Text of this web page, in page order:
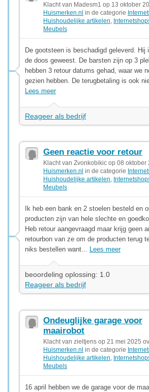
Klacht van Madesm1 op 13 oktober
Huismerken.nl in de categorie
Huishoudelijke artikelen
Meubels
De gootsteen is beschadigd geleverd. Hij
de doos geweest. De barsten zijn op 3
hebben 3 retour datums gehad, waar we
gezien hebben. De terugbetaling is ook
Lees meer
Reageer als bedrijf
Geen reactie voor retour
Klacht van Zvonkobikic op 08 oktober
Huismerken.nl in de categorie
Huishoudelijke artikelen
Meubels
Ik heb een bank en 2 stoelen besteld en
producten zijn van hele slechte en
Heb retour aangevraagd maar krijg geen
retourbon van ze om de producten terug
niks bestellen want... Lees meer
beoordeling oplossing: 1.0
Reageer als bedrijf
Ondeuglijke garage voor
maairobot
Klacht van zieltjens op 21 mei 2025
Huismerken.nl in de categorie
Huishoudelijke artikelen
Meubels
16 april hebben we de garage voor de